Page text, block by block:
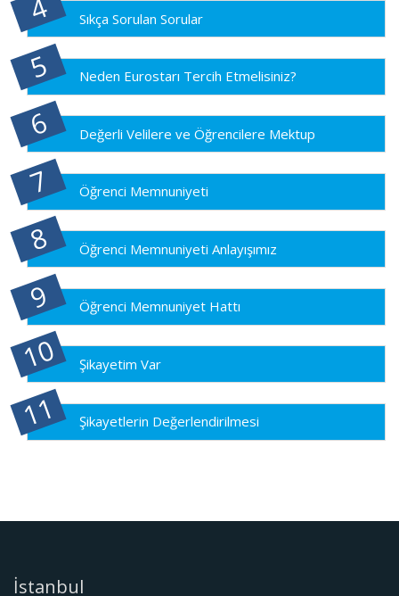
Sıkça Sorulan Sorular
Neden Eurostarı Tercih Etmelisiniz?
Değerli Velilere ve Öğrencilere Mektup
Öğrenci Memnuniyeti
Öğrenci Memnuniyeti Anlayışımız
Öğrenci Memnuniyet Hattı
Şikayetim Var
Şikayetlerin Değerlendirilmesi
İstanbul